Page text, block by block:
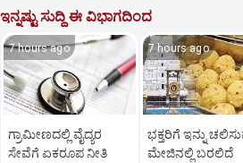
ಇನ್ನಷ್ಟು ಸುದ್ದಿ ಈ ವಿಭಾಗದಿಂದ
7 hours ago
ಗ್ರಾಮೀಣದಲ್ಲಿ ವೈದ್ಯರ
ಸೇವೆಗೆ ಏಕರೂಪ ನೀತಿ
7 hours ago
ಭಕ್ತರಿಗೆ ಇನ್ನು
ಮೇಜಿನಲ್ಲಿ ಬರಲಿದೆ